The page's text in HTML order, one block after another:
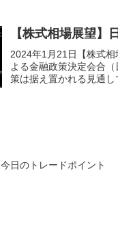
【株式相場展望】
2024年1月21日【株式
よる金融政策決定会合
策は据え置かれる見通し
今日のトレードポイント